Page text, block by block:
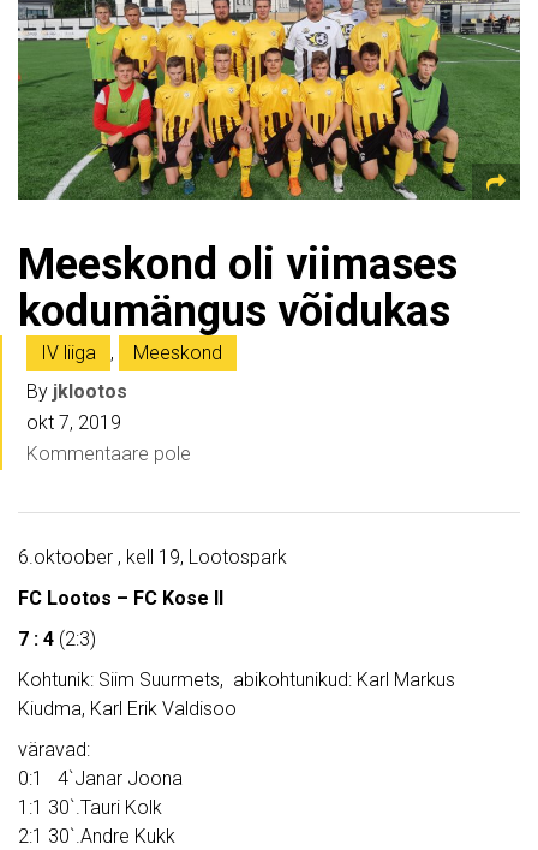
Meeskond oli viimases
kodumängus võidukas
IV liiga ,
Meeskond
By jklootos
okt 7, 2019
Kommentaare pole
6.oktoober , kell 19, Lootospark
FC Lootos – FC Kose II
7 : 4 (2:3)
Kohtunik: Siim Suurmets, abikohtunikud: Karl Markus
Kiudma, Karl Erik Valdisoo
väravad:
0:1 4`Janar Joona
1:1 30`.Tauri Kolk
2:1 30`.Andre Kukk